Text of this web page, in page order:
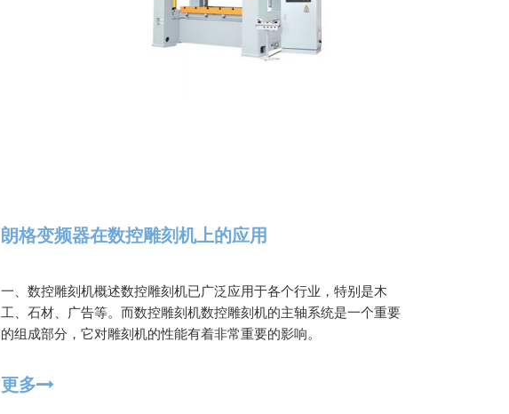
朗格变频器在数控雕刻机上的应用
一、数控雕刻机概述数控雕刻机已广泛应用于各个行业，特别是木
工、石材、广告等。而数控雕刻机数控雕刻机的主轴系统是一个重要
的组成部分，它对雕刻机的性能有着非常重要的影响。
更多